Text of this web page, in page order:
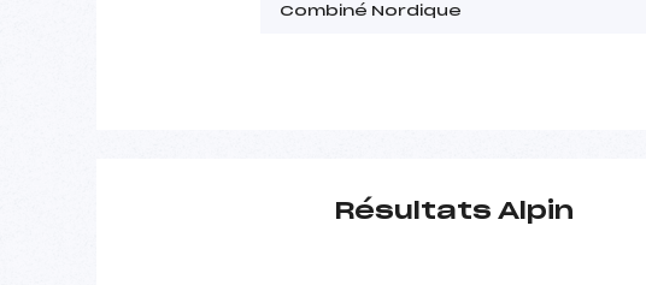
Combiné Nordique
Résultats Alpin